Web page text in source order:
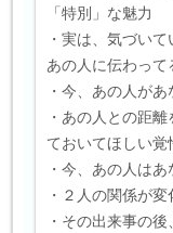
「特別」な魅力
・実は、気づい
あの人に伝わって
・今、あの人が
・あの人との距
ておいてほしい覚
・今、あの人は
・２人の関係が
・その出来事の